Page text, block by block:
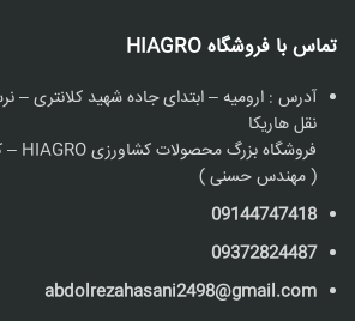
تماس با فروشگاه HIAGRO
آدرس : ارومیه – ابتدای جاده شهید کلانتری –
نقل هاریکا
فروشگاه بزرگ محصولات کشاورزی HIAGRO – کدپستی : 5736187211
( مهندس حسنی )
09144747418
09372824487
abdolrezahasani2498@gmail.com